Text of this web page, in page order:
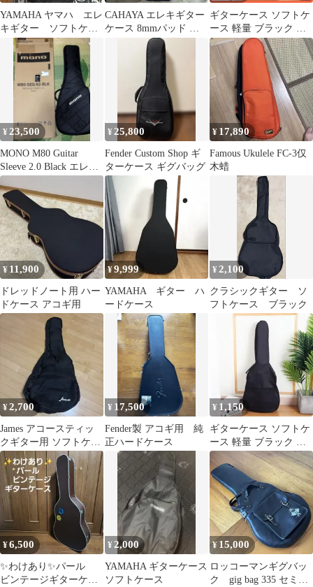
YAMAHA ヤマハ エレ
キギター ソフトケー
ス ギターケース バ
ッグ 黒
CAHAYA エレキギター
ケース 8mmパッド 軽
量 ソフトケース
ギターケース ソフトケ
ース 軽量 ブラック 黒
小物収納 ポケット付き
持ち運び
¥ 23,500
MONO M80 Guitar
Sleeve 2.0 Black エレキ
ギター
¥ 25,800
Fender Custom Shop ギ
ターケース ギグバッグ
¥ 17,890
Famous Ukulele FC-3仅
木蜡
¥ 11,900
ドレッドノート用 ハー
ドケース アコギ用
¥9,999
YAMAHA ギター ハ
ードケース
¥ 2,100
クラシックギター ソ
フトケース ブラック
¥2,700
James アコースティッ
クギター用 ソフトケー
ス
¥ 17,500
Fender製 アコギ用 純
正ハードケース
¥ 1,150
ギターケース ソフトケ
ース 軽量 ブラック 黒
小物収納 ポケット付き
持ち運び
¥6,500
✨わけあり✨パール
ビンテージギターケー
¥ 2,000
YAMAHA ギターケース
ソフトケース
¥ 15,000
ロッコーマンギグバッ
ク gig bag 335 セミア